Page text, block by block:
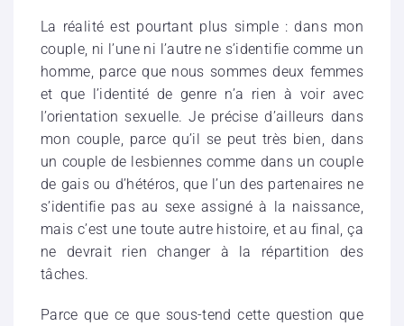
La réalité est pourtant plus simple : dans mon
couple, ni l’une ni l’autre ne s’identifie comme un
homme, parce que nous sommes deux femmes
et que l’identité de genre n’a rien à voir avec
l’orientation sexuelle. Je précise d’ailleurs dans
mon couple, parce qu’il se peut très bien, dans
un couple de lesbiennes comme dans un couple
de gais ou d’hétéros, que l’un des partenaires ne
s’identifie pas au sexe assigné à la naissance,
mais c’est une toute autre histoire, et au final, ça
ne devrait rien changer à la répartition des
tâches.
Parce que ce que sous-tend cette question que